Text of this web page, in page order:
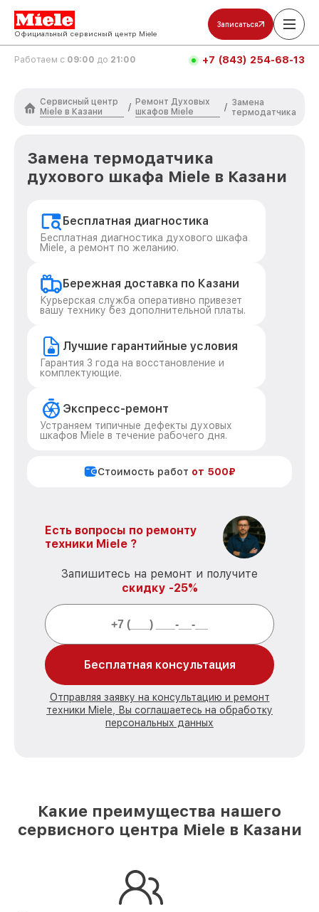
Официальный сервисный центр Miele
Записаться
Работаем с 09:00 до 21:00 +7 (843) 254-68-13
Сервисный центр
Miele в Казани
/
Ремонт Духовых
шкафов Miele
/ Замена
термодатчика
Замена термодатчика
духового шкафа Miele в Казани
Бесплатная диагностика
Бесплатная диагностика духового шкафа
Miele, а ремонт по желанию.
Бережная доставка по Казани
Курьерская служба оперативно привезет
вашу технику без дополнительной платы.
Лучшие гарантийные условия
Гарантия 3 года на восстановление и
комплектующие.
Экспресс-ремонт
Устраняем типичные дефекты духовых
шкафов Miele в течение рабочего дня.
Стоимость работ от 500₽
Есть вопросы по ремонту
техники Miele ?
Запишитесь на ремонт и получите
скидку -25%
Бесплатная консультация
Отправляя заявку на консультацию и ремонт
техники Miele, Вы соглашаетесь на обработку
персональных данных
Какие преимущества нашего
сервисного центра Miele в Казани